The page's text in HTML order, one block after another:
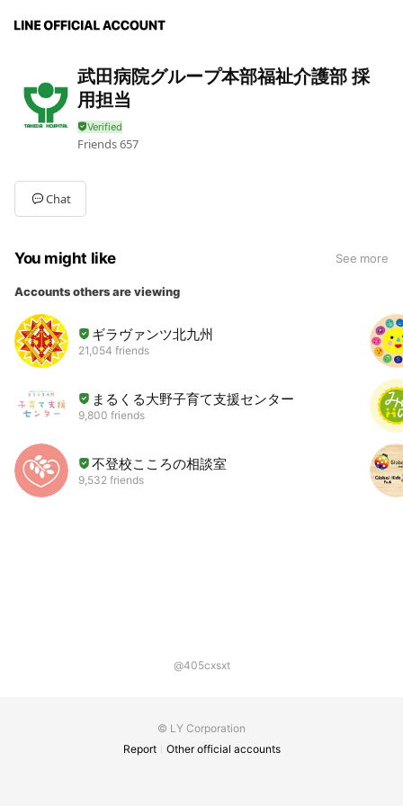
武田病院グループ本部福祉介護部 採
用担当
Friends657
Chat
You might like See more
Accounts others are viewing
ギラヴァンツ北九州
21,054 friends
まるくる大野子育て支援センター
9,800 friends
不登校こころの相談室
9,532 friends
@405cxsxt
© LY Corporation
Report
Other official accounts